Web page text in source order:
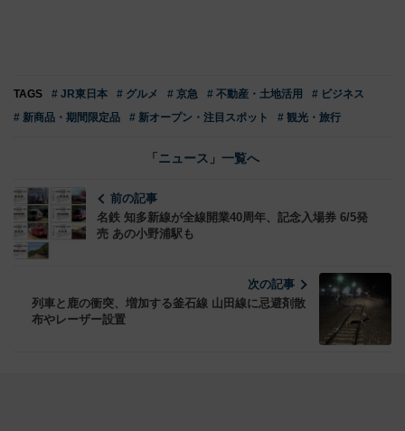
TAGS # JR東日本 # グルメ # 京急 # 不動産・土地活用
# ビジネス
# 新商品・期間限定品
# 新オープン・注目スポット # 観光・旅行
「ニュース」一覧へ
前の記事
名鉄 知多新線が全線開業40周年、記念入場券 6/5発
売 あの小野浦駅も
次の記事
列車と鹿の衝突、増加する釜石線 山田線に忌避剤散
布やレーザー設置